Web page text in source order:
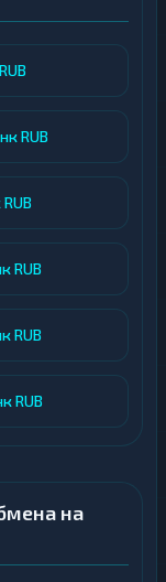
RUB
RUB
RUB
RUB
на